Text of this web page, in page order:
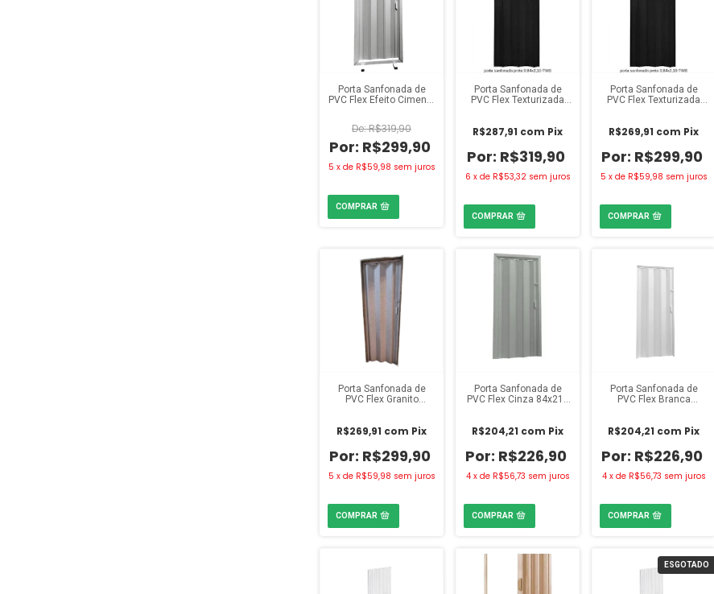
Porta Sanfonada de
PVC Flex Efeito Cimento
R$299,90
R$319,90
5 x de R$59,98 sem juros
Porta Sanfonada de
PVC Flex Texturizada
R$319,90
R$287,91 com Pix
6 x de R$53,32 sem juros
Porta Sanfonada de
PVC Flex Texturizada
R$299,90
R$269,91 com Pix
5 x de R$59,98 sem juros
Porta Sanfonada de
PVC Flex Granito
R$299,90
R$269,91 com Pix
5 x de R$59,98 sem juros
Porta Sanfonada de
PVC Flex Cinza 84x210
R$226,90
R$204,21 com Pix
4 x de R$56,73 sem juros
Porta Sanfonada de
PVC Flex Branca
R$226,90
R$204,21 com Pix
4 x de R$56,73 sem juros
ESGOTADO